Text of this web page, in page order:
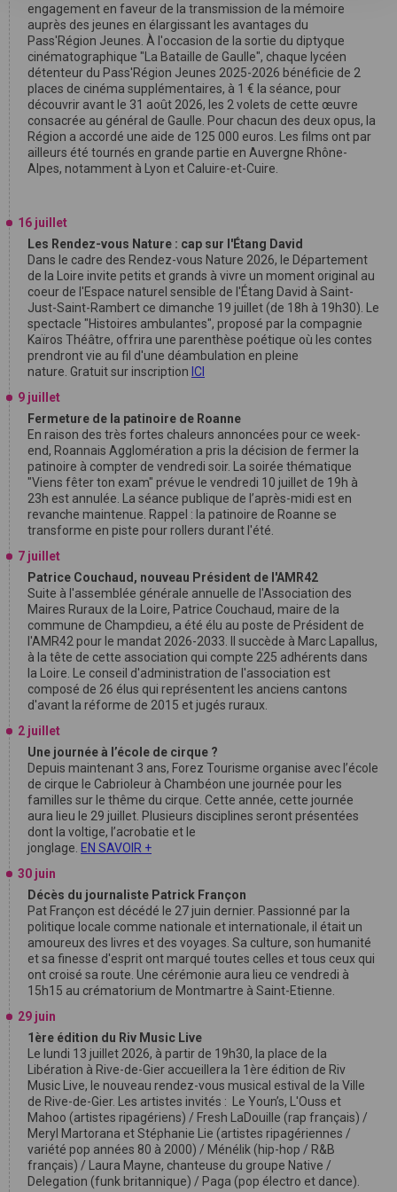
engagement en faveur de la transmission de la mémoire
auprès des jeunes en élargissant les avantages du
Pass'Région Jeunes. À l'occasion de la sortie du diptyque
cinématographique "La Bataille de Gaulle", chaque lycéen
détenteur du Pass'Région Jeunes 2025-2026 bénéficie de 2
places de cinéma supplémentaires, à 1 € la séance, pour
découvrir avant le 31 août 2026, les 2 volets de cette œuvre
consacrée au général de Gaulle. Pour chacun des deux opus, la
Région a accordé une aide de 125 000 euros. Les films ont par
ailleurs été tournés en grande partie en Auvergne Rhône-
Alpes, notamment à Lyon et Caluire-et-Cuire.
16 juillet
Les Rendez-vous Nature : cap sur l'Étang David
Dans le cadre des Rendez-vous Nature 2026, le Département
de la Loire invite petits et grands à vivre un moment original au
coeur de l'Espace naturel sensible de l'Étang David à Saint-
Just-Saint-Rambert ce dimanche 19 juillet (de 18h à 19h30). Le
spectacle "Histoires ambulantes", proposé par la compagnie
Kaïros Théâtre, offrira une parenthèse poétique où les contes
prendront vie au fil d'une déambulation en pleine
nature. Gratuit sur inscription ICI
9 juillet
Fermeture de la patinoire de Roanne
En raison des très fortes chaleurs annoncées pour ce week-
end, Roannais Agglomération a pris la décision de fermer la
patinoire à compter de vendredi soir. La soirée thématique
"Viens fêter ton exam" prévue le vendredi 10 juillet de 19h à
23h est annulée. La séance publique de l’après-midi est en
revanche maintenue. Rappel : la patinoire de Roanne se
transforme en piste pour rollers durant l'été.
7 juillet
Patrice Couchaud, nouveau Président de l'AMR42
Suite à l'assemblée générale annuelle de l'Association des
Maires Ruraux de la Loire, Patrice Couchaud, maire de la
commune de Champdieu, a été élu au poste de Président de
l'AMR42 pour le mandat 2026-2033. Il succède à Marc Lapallus,
à la tête de cette association qui compte 225 adhérents dans
la Loire. Le conseil d'administration de l'association est
composé de 26 élus qui représentent les anciens cantons
d'avant la réforme de 2015 et jugés ruraux.
2 juillet
Une journée à l’école de cirque ?
Depuis maintenant 3 ans, Forez Tourisme organise avec l’école
de cirque le Cabrioleur à Chambéon une journée pour les
familles sur le thême du cirque. Cette année, cette journée
aura lieu le 29 juillet. Plusieurs disciplines seront présentées
dont la voltige, l’acrobatie et le
jonglage. EN SAVOIR +
30 juin
Décès du journaliste Patrick Françon
Pat Françon est décédé le 27 juin dernier. Passionné par la
politique locale comme nationale et internationale, il était un
amoureux des livres et des voyages. Sa culture, son humanité
et sa finesse d'esprit ont marqué toutes celles et tous ceux qui
ont croisé sa route. Une cérémonie aura lieu ce vendredi à
15h15 au crématorium de Montmartre à Saint-Etienne.
29 juin
1ère édition du Riv Music Live
Le lundi 13 juillet 2026, à partir de 19h30, la place de la
Libération à Rive-de-Gier accueillera la 1ère édition de Riv
Music Live, le nouveau rendez-vous musical estival de la Ville
de Rive-de-Gier. Les artistes invités : Le Youn’s, L'Ouss et
Mahoo (artistes ripagériens) / Fresh LaDouille (rap français) /
Meryl Martorana et Stéphanie Lie (artistes ripagériennes /
variété pop années 80 à 2000) / Ménélik (hip-hop / R&B
français) / Laura Mayne, chanteuse du groupe Native /
Delegation (funk britannique) / Paga (pop électro et dance).